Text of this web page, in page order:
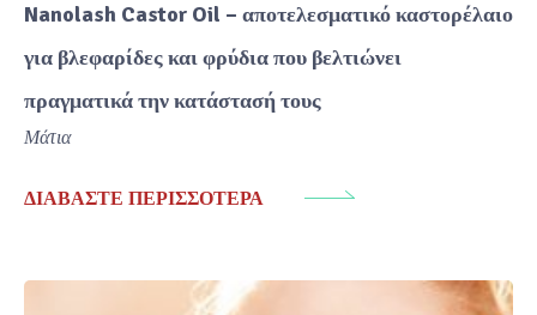
Nanolash Castor Oil – αποτελεσματικό καστορέλαιο
για βλεφαρίδες και φρύδια που βελτιώνει
πραγματικά την κατάστασή τους
Μάτια
ΔΙΑΒΆΣΤΕ ΠΕΡΙΣΣΌΤΕΡΑ